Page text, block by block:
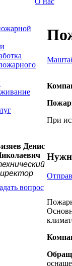
Денис
вопрос
При